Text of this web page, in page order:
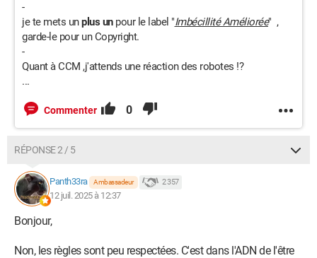
-
je te mets unplus unpour le label "Imbécillité Améliorée" ,
garde-le pour un Copyright.
-
Quant à CCM ,j'attends une réaction des robotes !?
...
Commenter 0
RÉPONSE 2 / 5
Panth33ra Ambassadeur 2 357
12 juil. 2025 à 12:37
Bonjour,
Non, les règles sont peu respectées. C'est dans l'ADN de l'être